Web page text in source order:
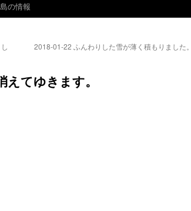
の情報
2018-01-22 ふんわりした雪が薄く積もりました。
てゆきます。